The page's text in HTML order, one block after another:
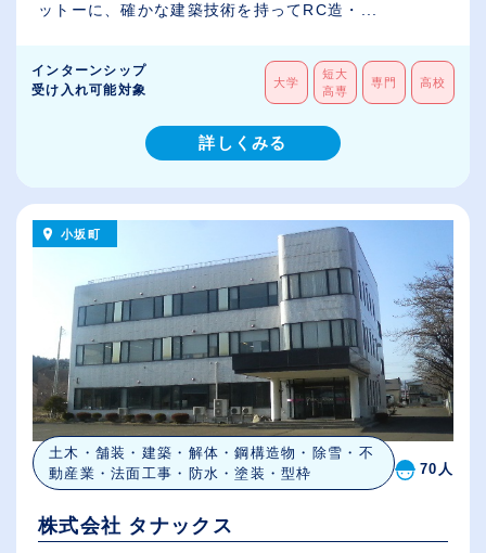
ットーに、確かな建築技術を持ってRC造・...
インターンシップ
受け入れ可能対象
大学
短大
高専
専門 高校
詳しくみる
小坂町
土木・舗装・建築・解体・鋼構造物・除雪・不
動産業・法面工事・防水・塗装・型枠
70人
株式会社 タナックス